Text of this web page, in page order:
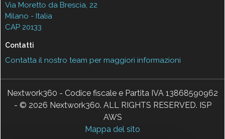
Via Moretto da Brescia, 22
Milano - Italia
CAP 20133
Contatti
Contatta il nostro team per maggiori informazioni
Nextwork360 - Codice fiscale e Partita IVA 13868590962
- © 2026 Nextwork360. ALL RIGHTS RESERVED. ISP
AWS
Mappa del sito